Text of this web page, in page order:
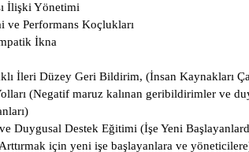
İlişki Yönetimi
ve Performans Koçlukları
İkna
İleri Düzey Geri Bildirim, (İnsan Kaynakları
(Negatif maruz kalınan geribildirimler ve
Duygusal Destek Eğitimi (İşe Yeni
için yeni işe başlayanlara ve